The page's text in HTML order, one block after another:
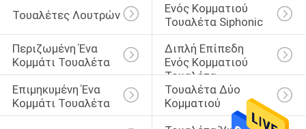
Τουαλέτες Λουτρών
Ενός Κομματιού
Τουαλέτα Siphonic
Περιζωμένη Ένα
Κομμάτι Τουαλέτα
Διπλή Επίπεδη
Ενός Κομματιού
Τουαλέτα
Επιμηκυμένη Ένα
Κομμάτι Τουαλέτα
Τουαλέτα Δύο
Κομματιού